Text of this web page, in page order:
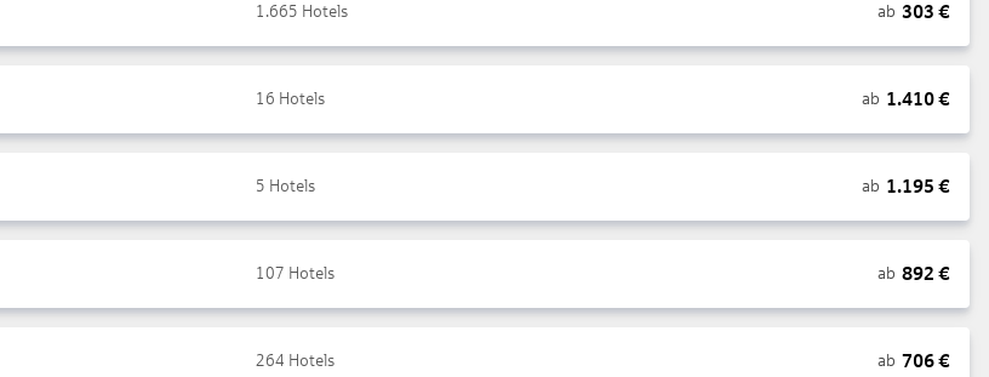
1.665 Hotels ab 303 €
16 Hotels ab 1.410€
5 Hotels ab 1.195 €
107 Hotels ab 892 €
264 Hotels ab 706€